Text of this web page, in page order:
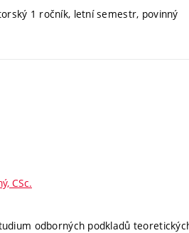
1 ročník, letní semestr, povinný
CSc.
odborných podkladů